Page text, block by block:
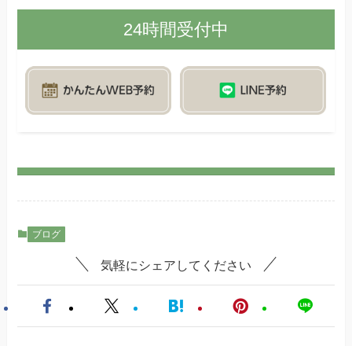
24時間受付中
ブログ
気軽にシェアしてください